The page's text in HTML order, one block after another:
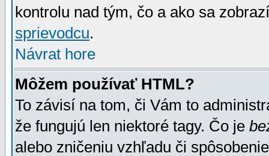
kontrolu nad tým, čo a ako sa
sprievodcu.
Návrat hore
Môžem používať HTML?
To závisí na tom, či Vám to
že fungujú len niektoré tagy. Čo je
alebo zničeniu vzhľadu či